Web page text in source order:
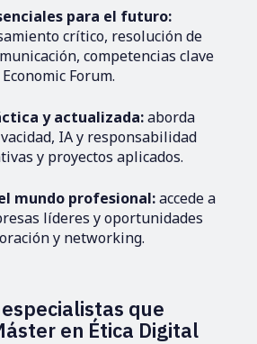
para el futuro:
crítico, resolución de
competencias clave
Forum.
y actualizada:aborda
IA y responsabilidad
y proyectos aplicados.
mundo profesional:accede a
líderes y oportunidades
y networking.
que
en Ética Digital